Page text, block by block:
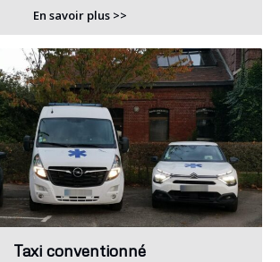
En savoir plus >>
Taxi conventionné